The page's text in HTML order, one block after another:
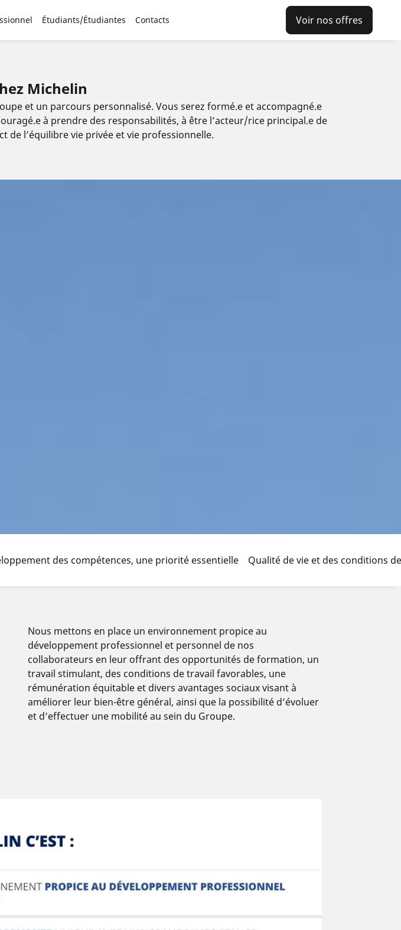
Étudiants/Étudiantes Contacts Voir nos offres
Michelin
et un parcours personnalisé. Vous serez formé.e et accompagné.e
à prendre des responsabilités, à être l’acteur/rice principal.e de
de l’équilibre vie privée et vie professionnelle.
des compétences, une priorité essentielle Qualité de vie et des conditions
Nous mettons en place un environnement propice au
développement professionnel et personnel de nos
collaborateurs en leur offrant des opportunités de formation, un
travail stimulant, des conditions de travail favorables, une
rémunération équitable et divers avantages sociaux visant à
améliorer leur bien-être général, ainsi que la possibilité d’évoluer
et d’effectuer une mobilité au sein du Groupe.